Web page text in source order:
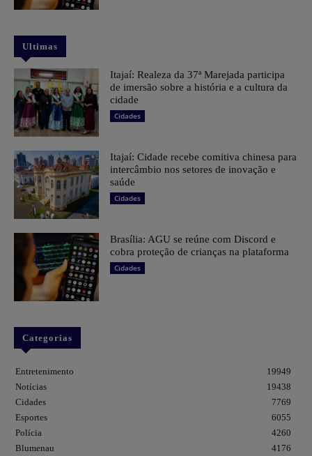
Ultimas
Itajaí: Realeza da 37ª Marejada participa
de imersão sobre a história e a cultura da
cidade
Cidades
Itajaí: Cidade recebe comitiva chinesa para
intercâmbio nos setores de inovação e
saúde
Cidades
Brasília: AGU se reúne com Discord e
cobra proteção de crianças na plataforma
Cidades
Categorias
Entretenimento
19949
Notícias
19438
Cidades
7769
Esportes
6055
Polícia
4260
Blumenau
4176